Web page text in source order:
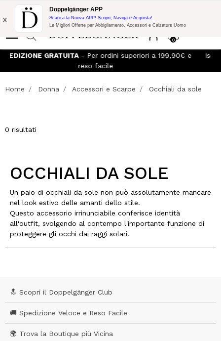
Promo Flash:
10% di Extra Sconto su 300€ di Acquisto con codice:
DOPPEL300
0
x
Doppelgänger APP
Scarica la Nuova APP! Scopri, Naviga e Acquista!
Le Migliori Offerte per Abbigliamento, Accessori e Calzature Uomo
SPEDIZIONE GRATUITA- Per ordini superiori a 199,90€ e
reso facile
Home Donna Accessori e Scarpe Occhiali da sole
0 risultati
OCCHIALI DA SOLE
Un paio di occhiali da sole non può assolutamente mancare
nel look estivo delle amanti dello stile.
Questo accessorio irrinunciabile conferisce identità
all'outfit, svolgendo al contempo l'importante funzione di
proteggere gli occhi dai raggi solari.
🔝 Scopri il Doppelgänger Club
🚚 Spedizione Veloce e Reso Facile
🌍 Trova la Boutique più Vicina